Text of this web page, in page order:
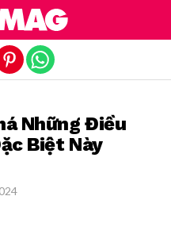
Những Điều
Biệt Này
version